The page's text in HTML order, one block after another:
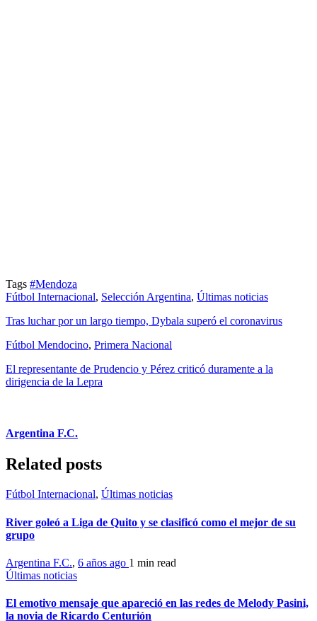
Tags #Mendoza
Fútbol Internacional, Selección Argentina, Últimas noticias
Tras luchar por un largo tiempo, Dybala superó el coronavirus
Fútbol Mendocino, Primera Nacional
El representante de Prudencio y Pérez criticó duramente a la
dirigencia de la Lepra
Argentina F.C.
Related posts
Fútbol Internacional, Últimas noticias
River goleó a Liga de Quito y se clasificó como el mejor de su
grupo
Argentina F.C., 6 años ago 1 min read
Últimas noticias
El emotivo mensaje que apareció en las redes de Melody Pasini,
la novia de Ricardo Centurión